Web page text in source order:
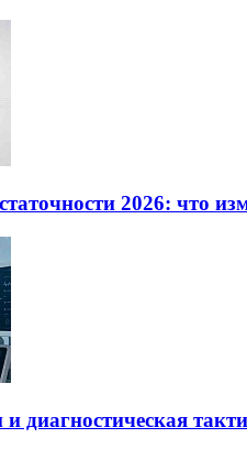
2026: что
диагностическая